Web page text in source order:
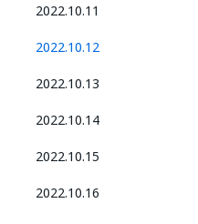
2022.10.11
2022.10.12
2022.10.13
2022.10.14
2022.10.15
2022.10.16